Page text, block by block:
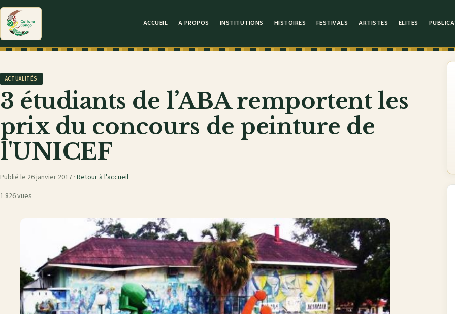
ACCUEIL A PROPOS INSTITUTIONS HISTOIRES FESTIVALS ARTISTES ELITES
ACTUALITÉS
3 étudiants de l’ABA remportent les
prix du concours de peinture de
l'UNICEF
Publié le 26 janvier 2017 · Retour à l'accueil
1 826 vues